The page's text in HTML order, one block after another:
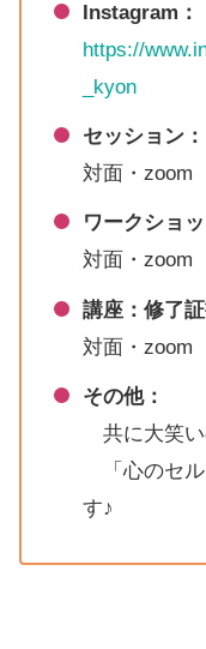
Instagram：
https://
_kyon
セッション：
対面・zoom
ワークショッ
対面・zoom
講座：修了
対面・zoom
その他：
共に大笑い
「心のセル
す♪